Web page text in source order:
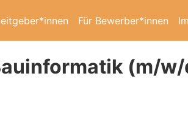
Für Bewerber*innen
(m/w/